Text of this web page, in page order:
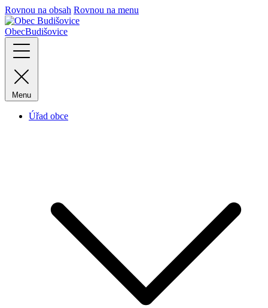
Rovnou na obsah Rovnou na menu
ObecBudišovice
Menu
Úřad obce